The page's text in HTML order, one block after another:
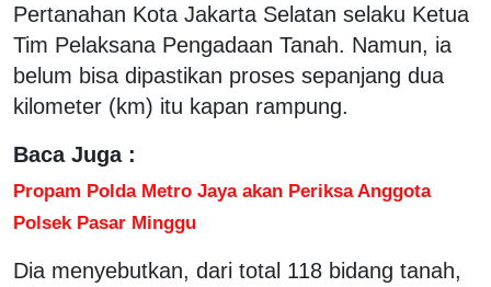
Pertanahan Kota Jakarta Selatan selaku Ketua
Tim Pelaksana Pengadaan Tanah. Namun, ia
belum bisa dipastikan proses sepanjang dua
kilometer (km) itu kapan rampung.
Baca Juga :
Propam Polda Metro Jaya akan Periksa Anggota
Polsek Pasar Minggu
Dia menyebutkan, dari total 118 bidang tanah,